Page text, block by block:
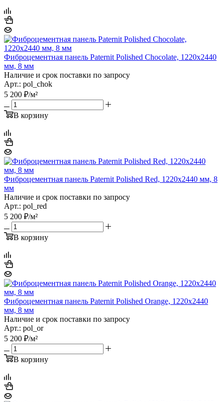
Фиброцементная панель Paternit Polished Chocolate, 1220х2440
мм, 8 мм
Наличие и срок поставки по запросу
Арт.: pol_chok
5 200 ₽/м²
В корзину
Фиброцементная панель Paternit Polished Red, 1220х2440 мм, 8
мм
Наличие и срок поставки по запросу
Арт.: pol_red
5 200 ₽/м²
В корзину
Фиброцементная панель Paternit Polished Orange, 1220х2440
мм, 8 мм
Наличие и срок поставки по запросу
Арт.: pol_or
5 200 ₽/м²
В корзину